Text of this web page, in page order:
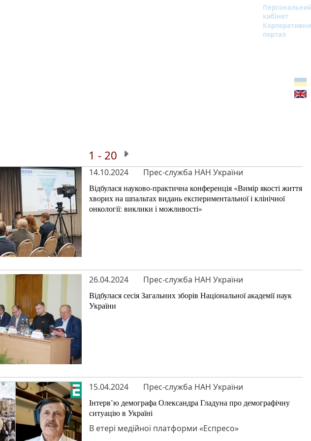
кабінет
портал
1 - 20
14.10.2024 Прес-служба НАН України
Відбулася науково-практична конференція «Вимір якості життя
хворих на шпальтах видань експериментальної і клінічної
онкології: виклики і можливості»
26.04.2024 Прес-служба НАН України
Відбулася сесія Загальних зборів Національної академії наук
України
15.04.2024 Прес-служба НАН України
Інтерв’ю демографа Олександра Гладуна про демографічну
ситуацію в Україні
В етері медійної платформи «Еспресо»